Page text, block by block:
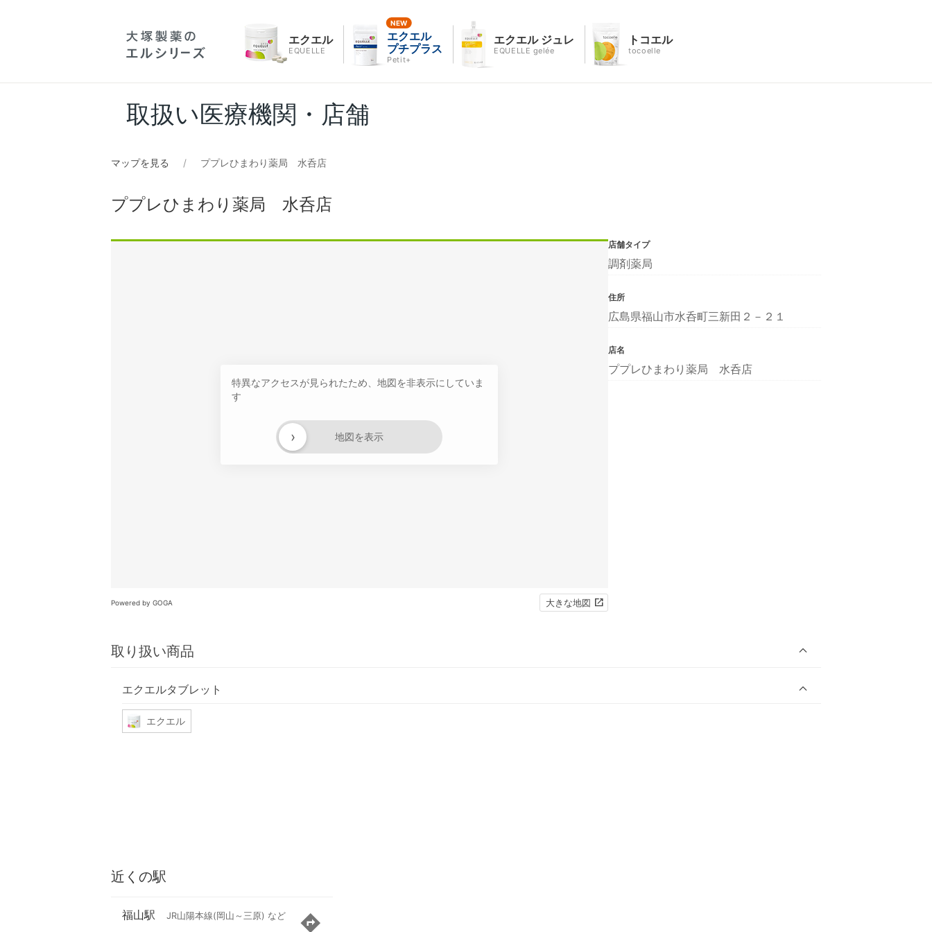
エクエル
EQUELLE
エクエル
プチプラス
Petit+
エクエル ジュレ
EQUELLE gelée
トコエル
tocoelle
取扱い医療機関・店舗
マップを見る ププレひまわり薬局 水呑店
ププレひまわり薬局 水呑店
特異なアクセスが見られたため、地図を非表示にしていま
す
地図を表示
›
Powered by GOGA 大きな地図
取り扱い商品
エクエルタブレット
エクエル
店舗タイプ
調剤薬局
住所
広島県福山市水呑町三新田２－２１
店名
ププレひまわり薬局 水呑店
近くの駅
福山駅 JR山陽本線(岡山～三原) など